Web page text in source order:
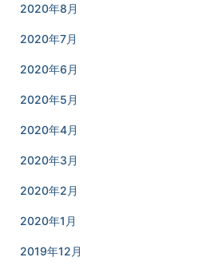
2020年8月
2020年7月
2020年6月
2020年5月
2020年4月
2020年3月
2020年2月
2020年1月
2019年12月